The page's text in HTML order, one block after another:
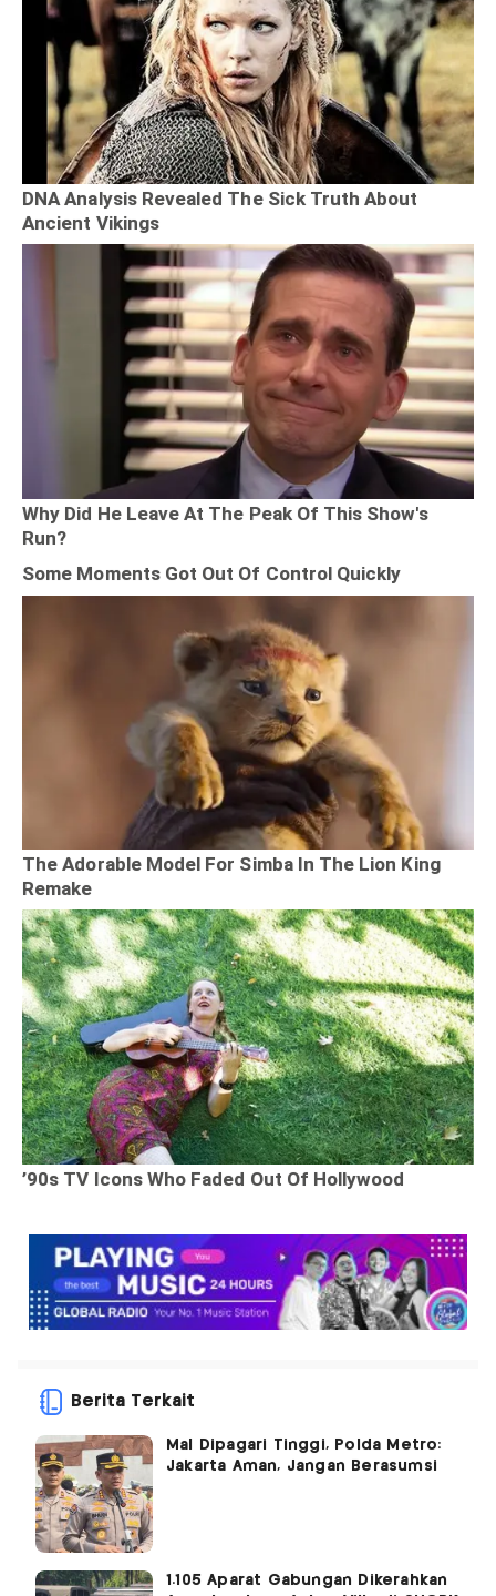
Berita Terkait
Mal Dipagari Tinggi, Polda Metro:
Jakarta Aman, Jangan Berasumsi
1.105 Aparat Gabungan Dikerahkan